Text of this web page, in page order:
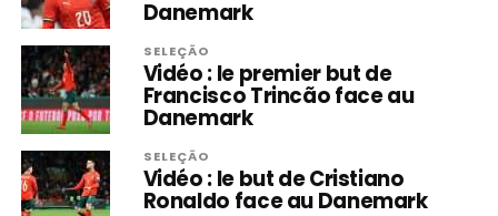
Danemark
SELEÇÃO
Vidéo : le premier but de
Francisco Trincão face au
Danemark
SELEÇÃO
Vidéo : le but de Cristiano
Ronaldo face au Danemark